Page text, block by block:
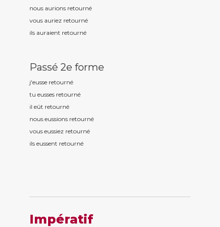
nous aurions retourné
vous auriez retourné
ils auraient retourné
Passé 2e forme
j'eusse retourné
tu eusses retourné
il eût retourné
nous eussions retourné
vous eussiez retourné
ils eussent retourné
Impératif